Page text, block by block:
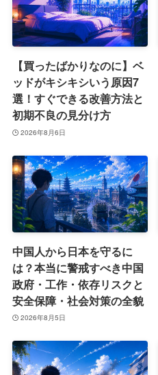
【買ったばかりなのに】ベ
ッドがキシキシいう原因7
選！すぐできる改善方法と
初期不良の見分け方
2026年8月6日
中国人から日本を守るに
は？本当に警戒すべき中国
政府・工作・依存リスクと
安全保障・社会対策の全貌
2026年8月5日